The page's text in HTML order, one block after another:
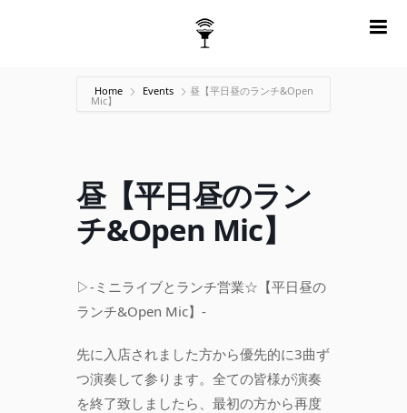
Home Events 昼【平日昼のランチ&Open
Mic】
昼【平日昼のラン
チ&Open Mic】
▷-ミニライブとランチ営業☆【平日昼の
ランチ&Open Mic】-
先に入店されました方から優先的に3曲ず
つ演奏して参ります。全ての皆様が演奏
を終了致しましたら、最初の方から再度